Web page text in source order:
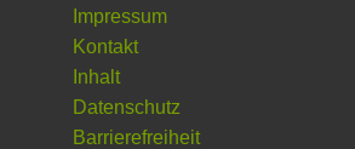
Impressum
Kontakt
Inhalt
Datenschutz
Barrierefreiheit